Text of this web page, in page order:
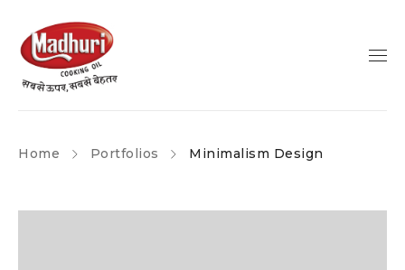
Home Portfolios Minimalism Design